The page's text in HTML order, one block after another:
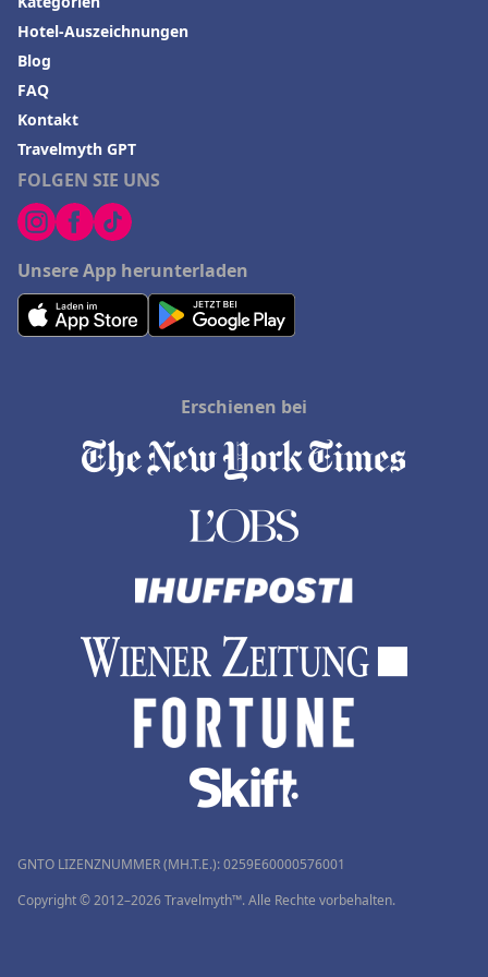
FOLGEN SIE UNS
Unsere App herunterladen
Hotel-Auszeichnungen
Blog
FAQ
Kontakt
Travelmyth GPT
Erschienen bei
GNTO LIZENZNUMMER (MH.T.E.): 0259Ε60000576001
Copyright © 2012–2026 Travelmyth™. Alle Rechte vorbehalten.